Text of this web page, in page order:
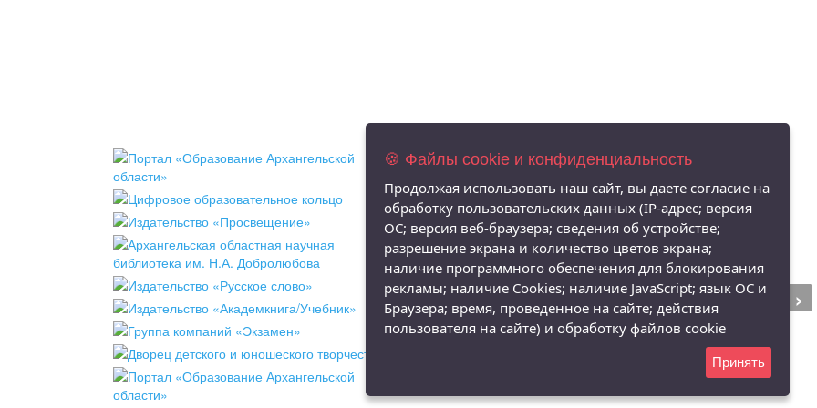
›
🍪 Файлы cookie и конфиденциальность
Продолжая использовать наш сайт, вы даете согласие на
обработку пользовательских данных (IP-адрес; версия
ОС; версия веб-браузера; сведения об устройстве;
разрешение экрана и количество цветов экрана;
наличие программного обеспечения для блокирования
рекламы; наличие Cookies; наличие JavaScript; язык ОС и
Браузера; время, проведенное на сайте; действия
пользователя на сайте) и обработку файлов cookie
Принять